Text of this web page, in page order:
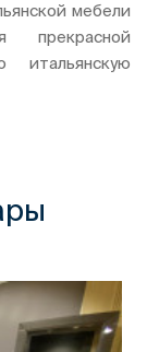
мебели
прекрасной
итальянскую